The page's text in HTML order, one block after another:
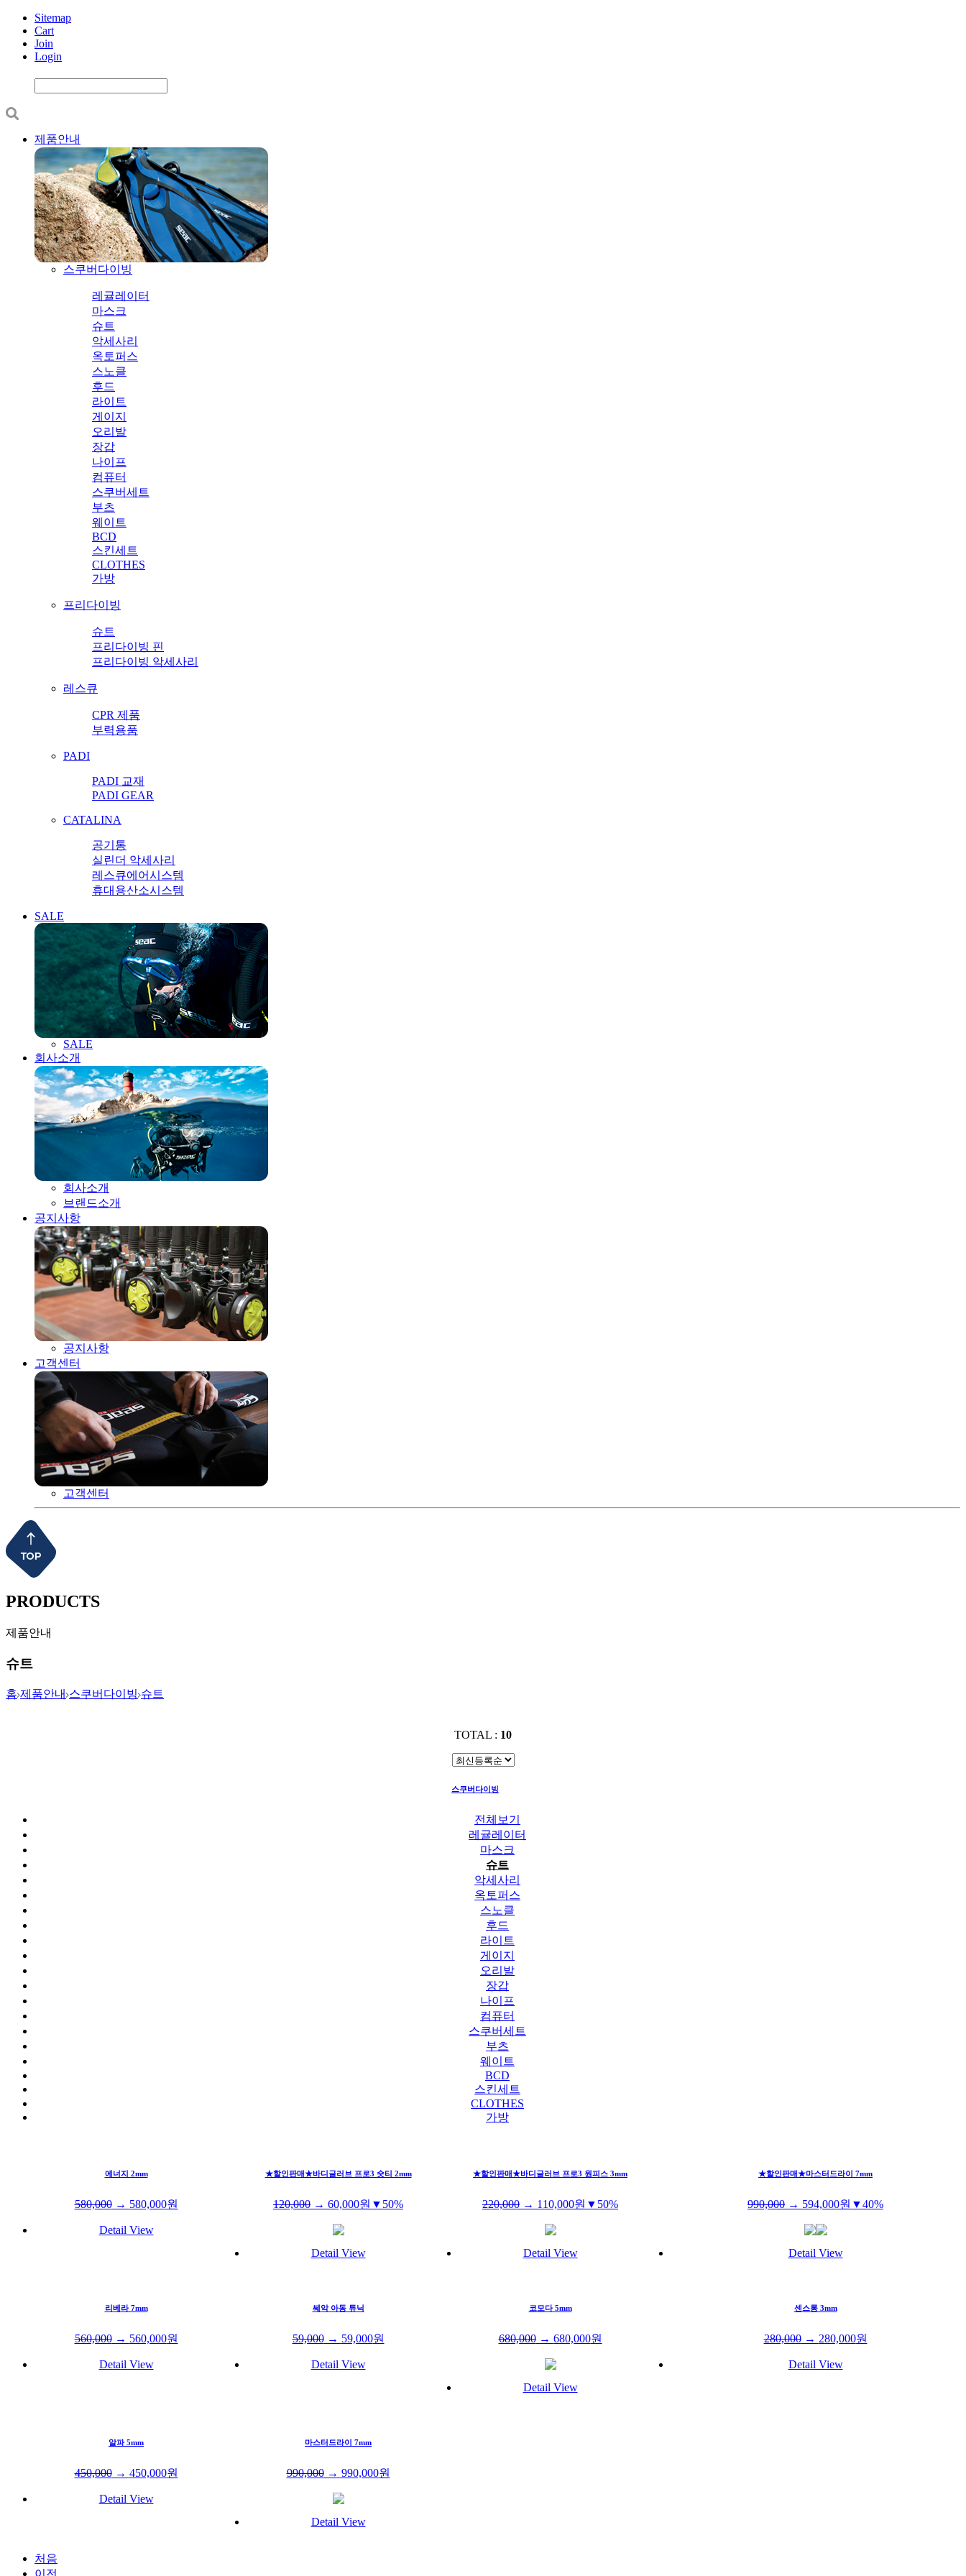
Sitemap
Cart
Join
Login
제품안내
스쿠버다이빙
레귤레이터
마스크
슈트
악세사리
옥토퍼스
스노클
후드
라이트
게이지
오리발
장갑
나이프
컴퓨터
스쿠버세트
부츠
웨이트
BCD
스킨세트
CLOTHES
가방
프리다이빙
슈트
프리다이빙 핀
프리다이빙 악세사리
레스큐
CPR 제품
부력용품
PADI
PADI 교재
PADI GEAR
CATALINA
공기통
실린더 악세사리
레스큐에어시스템
휴대용산소시스템
SALE
SALE
회사소개
회사소개
브랜드소개
공지사항
공지사항
고객센터
고객센터
PRODUCTS
제품안내
슈트
홈 제품안내 스쿠버다이빙 슈트
TOTAL : 10
스쿠버다이빙
전체보기
레귤레이터
마스크
슈트
악세사리
옥토퍼스
스노클
후드
라이트
게이지
오리발
장갑
나이프
컴퓨터
스쿠버세트
부츠
웨이트
BCD
스킨세트
CLOTHES
가방
에너지 2mm
580,000→ 580,000원
Detail View
★할인판매★바디글러브 프로3 숏티 2mm
120,000 → 60,000원 ▼50%
Detail View
★할인판매★바디글러브 프로3 원피스 3mm
220,000 → 110,000원 ▼50%
Detail View
★할인판매★마스터드라이 7mm
990,000 → 594,000원 ▼40%
Detail View
리베라 7mm
560,000→ 560,000원
Detail View
쎄악 아동 튜닉
59,000→ 59,000원
Detail View
코모다 5mm
680,000→ 680,000원
Detail View
센스롱 3mm
280,000→ 280,000원
Detail View
알파 5mm
450,000→ 450,000원
Detail View
마스터드라이 7mm
990,000→ 990,000원
Detail View
처음
이전